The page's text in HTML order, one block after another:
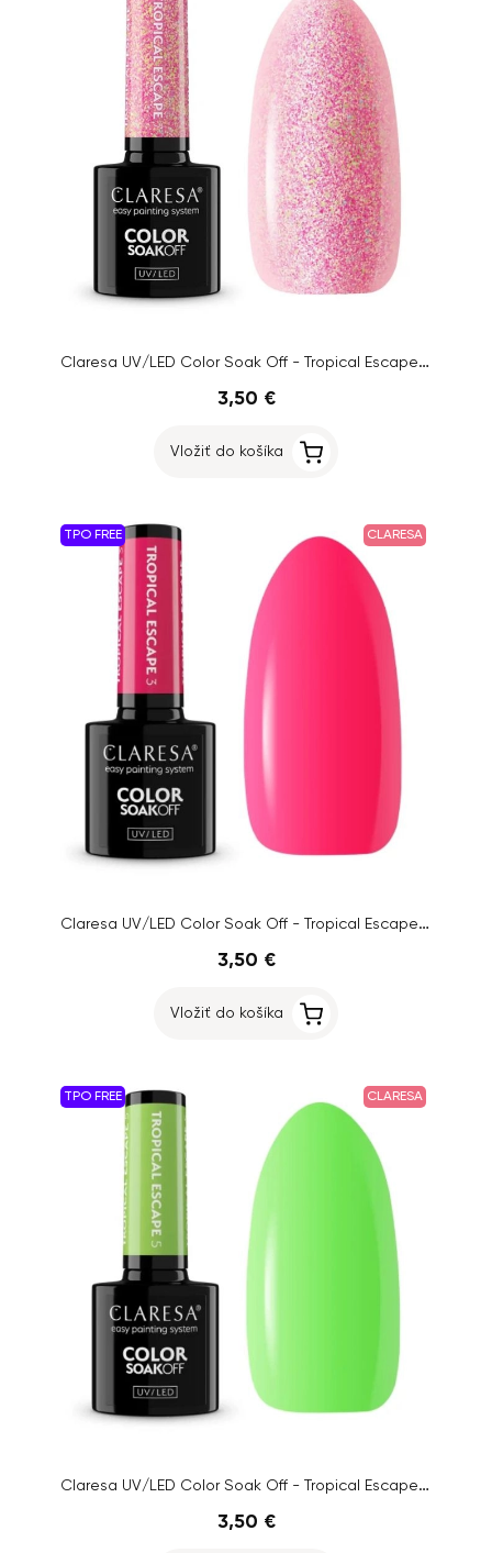
Claresa UV/LED Color Soak Off - Tropical Escape 7, 5g
3,50 €
Vložiť do košíka
TPO FREE CLARESA
Claresa UV/LED Color Soak Off - Tropical Escape 3, 5g
3,50 €
Vložiť do košíka
TPO FREE CLARESA
Claresa UV/LED Color Soak Off - Tropical Escape 5, 5g
3,50 €